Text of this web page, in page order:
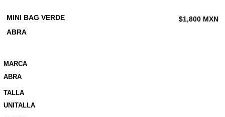
MINI BAG VERDE
ABRA
$1,800MXN
MARCA
ABRA
TALLA
UNITALLA